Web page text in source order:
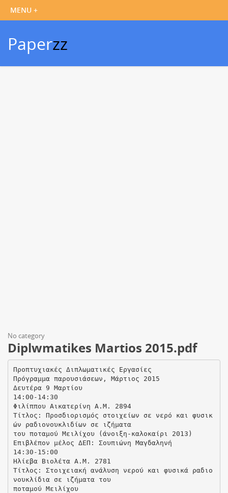
Paperzz
No category
Diplwmatikes Martios 2015.pdf
Προπτυχιακές Διπλωματικές Εργασίες
Πρόγραμμα παρουσιάσεων, Μάρτιος 2015
Δευτέρα 9 Μαρτίου
14:00-14:30
Φιλίππου Αικατερίνη Α.Μ. 2894
Τίτλος: Προσδιορισμός στοιχείων σε νερό και φυσικ
ών ραδιονουκλιδίων σε ιζήματα
του ποταμού Μειλίχου (άνοιξη-καλοκαίρι 2013)
Επιβλέπον μέλος ΔΕΠ: Σουπιώνη Μαγδαληνή
14:30-15:00
Ηλίεβα Βιολέτα Α.Μ. 2781
Τίτλος: Στοιχειακή ανάλυση νερού και φυσικά ραδιο
νουκλίδια σε ιζήματα του
ποταμού Μειλίχου